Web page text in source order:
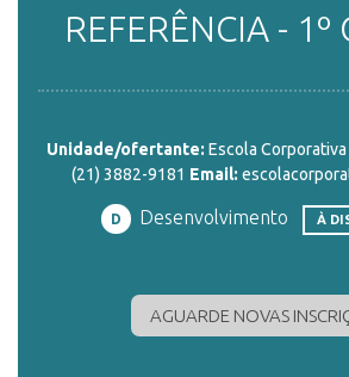
PLATAFORMAS
DOCUMENTOS
REFERÊNCIA - 1º
Unidade/ofertante: Escola
(21) 3882-9181 Email:
D Desenvolvimento À
AGUARDE NOVAS